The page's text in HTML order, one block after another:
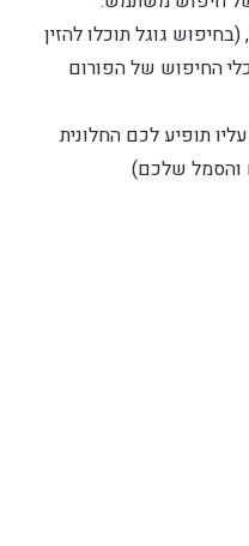
גוגל תוכלו להזין
החיפוש של הפורום
תופיע לכם החלונית
והסמל שלכם)